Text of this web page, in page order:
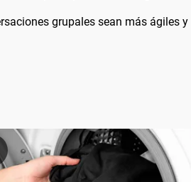
grupales sean más ágiles y